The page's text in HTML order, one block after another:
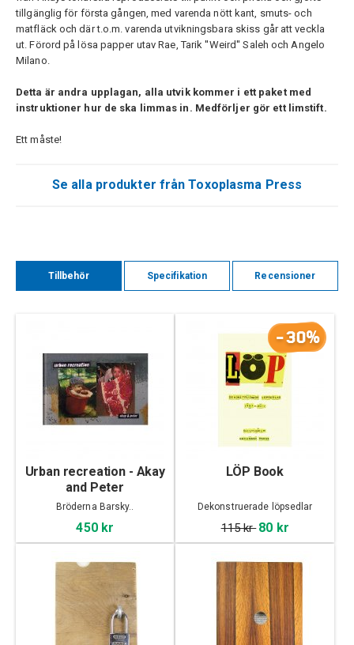
tillgänglig för första gången, med varenda nött kant, smuts- och
matfläck och där t.o.m. varenda utvikningsbara skiss går att veckla
ut. Förord på lösa papper utav Rae, Tarik ''Weird'' Saleh och Angelo
Milano.
Detta är andra upplagan, alla utvik kommer i ett paket med
instruktioner hur de ska limmas in. Medförljer gör ett limstift.
Ett måste!
Se alla produkter från Toxoplasma Press
Tillbehör Specifikation Recensioner
Urban recreation - Akay
and Peter
Bröderna Barsky..
450 kr
-30%
LÖP Book
Dekonstruerade löpsedlar
115 kr 80 kr